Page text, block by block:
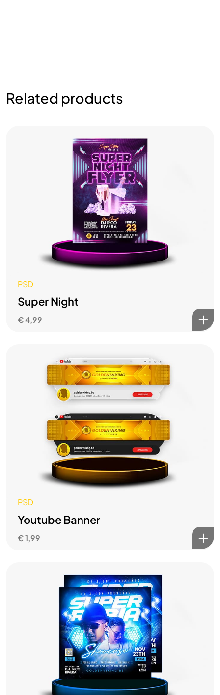
Related products
PSD
Super Night
€4,99
PSD
Youtube Banner
€1,99
NieuwPROJECT
Starten?
PERFECTE MOMENT IS NU!